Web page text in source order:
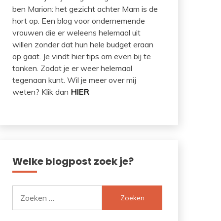
ben Marion: het gezicht achter Mam is de
hort op. Een blog voor ondernemende
vrouwen die er weleens helemaal uit
willen zonder dat hun hele budget eraan
op gaat. Je vindt hier tips om even bij te
tanken. Zodat je er weer helemaal
tegenaan kunt. Wil je meer over mij
weten? Klik dan HIER
Welke blogpost zoek je?
naar: